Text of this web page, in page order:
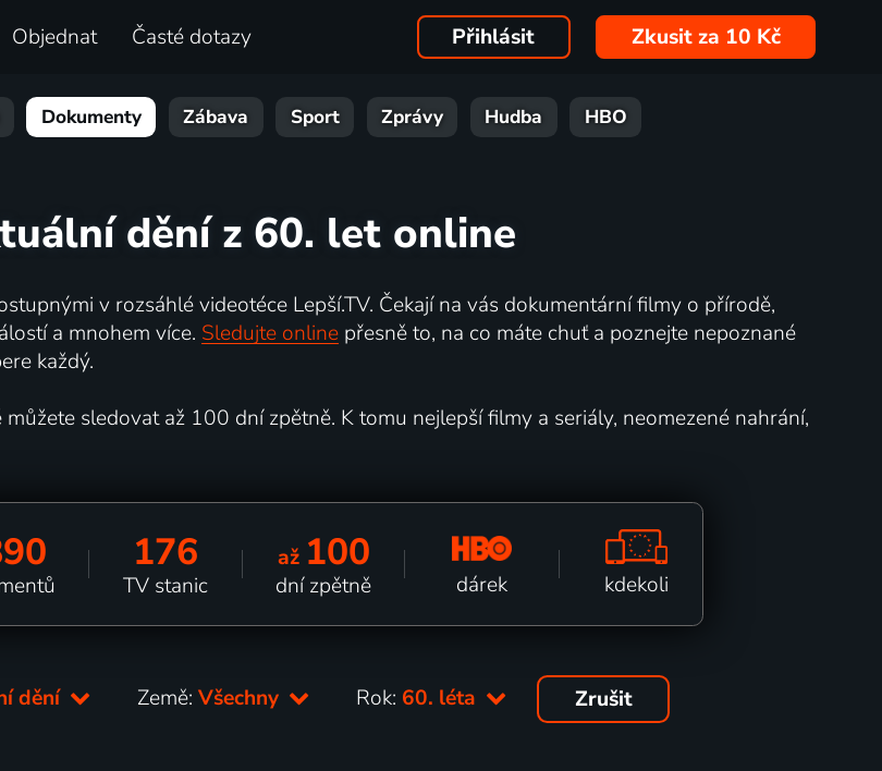
Objednat Časté dotazy Přihlásit Zkusit za 10 Kč
Dokumenty Zábava Sport Zprávy Hudba HBO
dění z 60. let online
v rozsáhlé videotéce Lepší.TV. Čekají na vás dokumentární filmy o přírodě,
a mnohem více. Sledujte onlinepřesně to, na co máte chuť a poznejte nepoznané
každý.
sledovat až 100 dní zpětně. K tomu nejlepší filmy a seriály, neomezené nahrání,
176
TV stanic
až 100
dní zpětně dárek kdekoli
dění Země:Všechny Rok: 60. léta Zrušit